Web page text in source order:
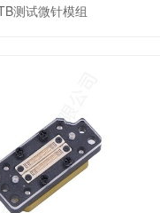
测试微针模组